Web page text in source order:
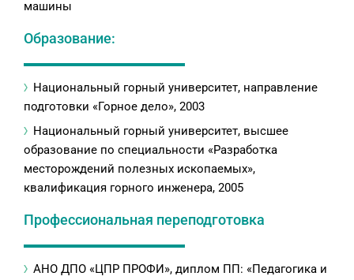
машины
Образование:
Национальный горный университет, направление
подготовки «Горное дело», 2003
Национальный горный университет, высшее
образование по специальности «Разработка
месторождений полезных ископаемых»,
квалификация горного инженера, 2005
Профессиональная переподготовка
АНО ДПО «ЦПР ПРОФИ», диплом ПП: «Педагогика и